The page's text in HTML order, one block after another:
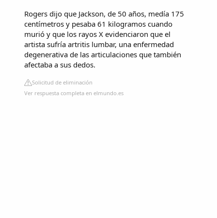
Rogers dijo que Jackson, de 50 años, medía 175
centímetros y pesaba 61 kilogramos cuando
murió y que los rayos X evidenciaron que el
artista sufría artritis lumbar, una enfermedad
degenerativa de las articulaciones que también
afectaba a sus dedos.
Solicitud de eliminación
Ver respuesta completa en elmundo.es